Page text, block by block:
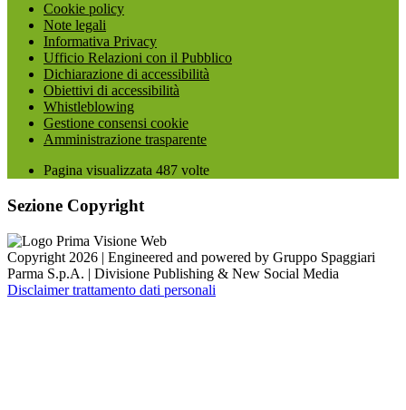
Cookie policy
Note legali
Informativa Privacy
Ufficio Relazioni con il Pubblico
Dichiarazione di accessibilità
Obiettivi di accessibilità
Whistleblowing
Gestione consensi cookie
Amministrazione trasparente
Pagina visualizzata 487 volte
Sezione Copyright
Copyright 2026 | Engineered and powered by Gruppo Spaggiari
Parma S.p.A. | Divisione Publishing & New Social Media
Disclaimer trattamento dati personali